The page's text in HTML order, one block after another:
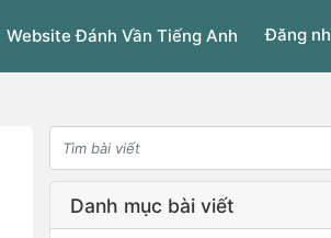
Website Đánh Vần Tiếng Anh Đăng
Danh mục bài viết